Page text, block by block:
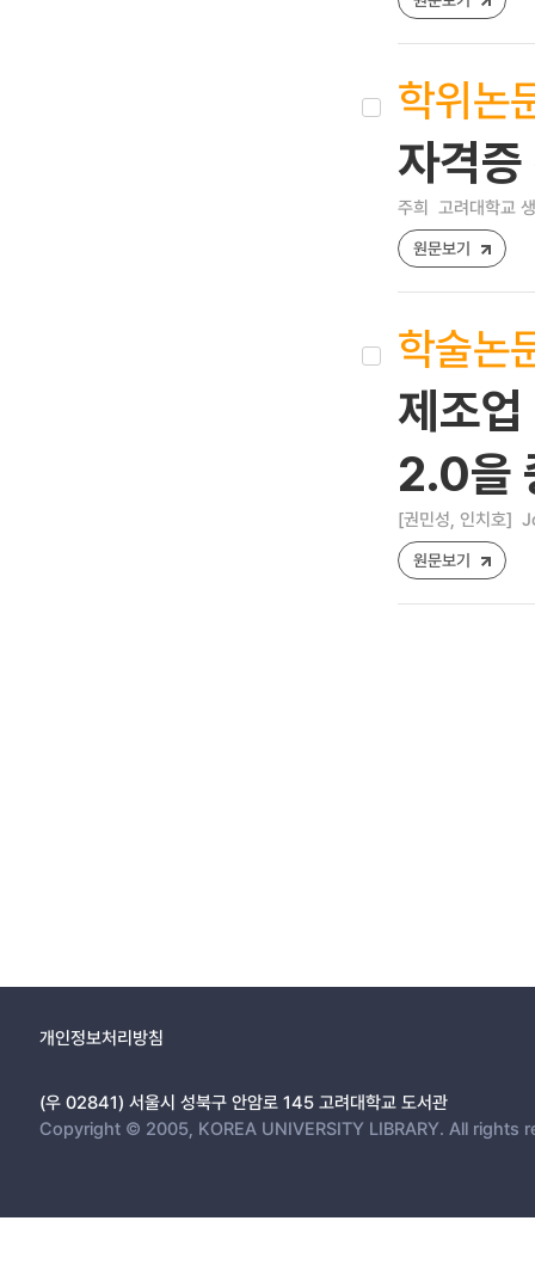
학위논
자격
주희 고려대학교
원문보기
학술논
제조
2.0을
[권민성, 인치호]
원문보기
개인정보처리방침
(우 02841) 서울시 성북구 안암로 145 고려대학교 도서관
Copyright © 2005, KOREA UNIVERSITY LIBRARY. All rights